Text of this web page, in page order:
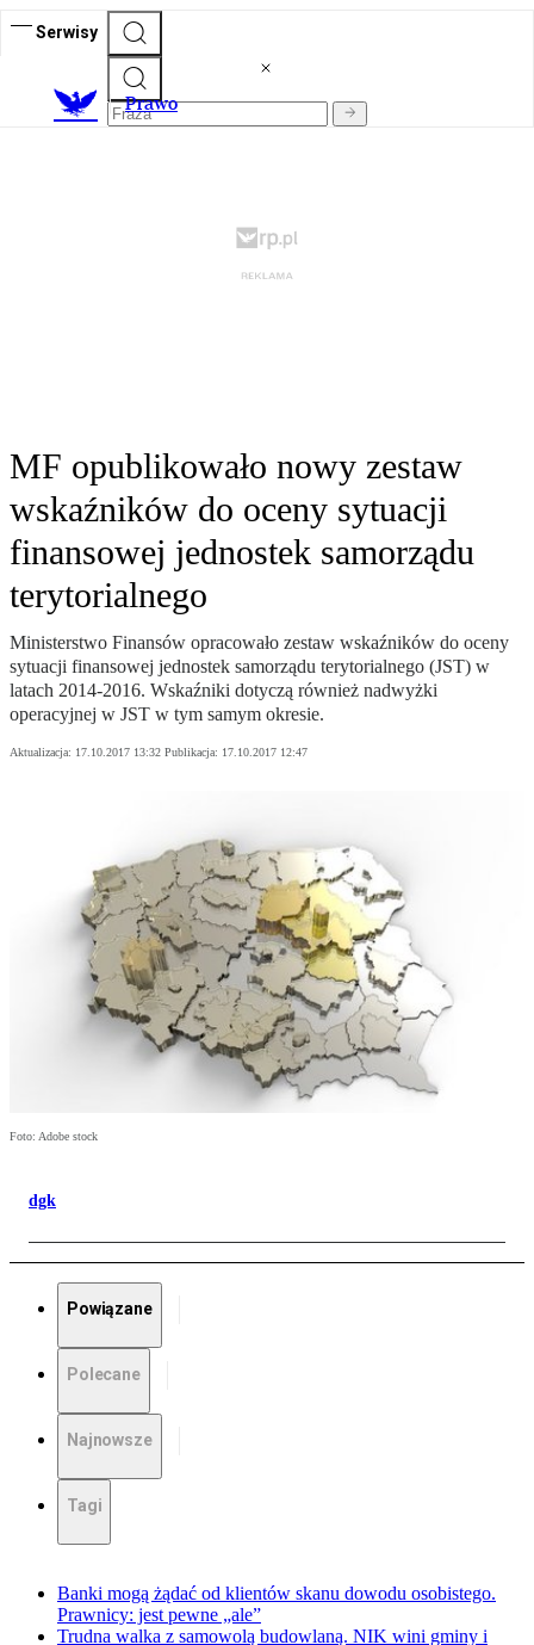
Serwisy
Prawo
MF opublikowało nowy zestaw
wskaźników do oceny sytuacji
finansowej jednostek samorządu
terytorialnego
Ministerstwo Finansów opracowało zestaw wskaźników do oceny
sytuacji finansowej jednostek samorządu terytorialnego (JST) w
latach 2014-2016. Wskaźniki dotyczą również nadwyżki
operacyjnej w JST w tym samym okresie.
Aktualizacja: 17.10.2017 13:32 Publikacja: 17.10.2017 12:47
Foto: Adobe stock
dgk
Powiązane
Polecane
Najnowsze
Tagi
Banki mogą żądać od klientów skanu dowodu osobistego.
Prawnicy: jest pewne „ale”
Trudna walka z samowolą budowlaną. NIK wini gminy i